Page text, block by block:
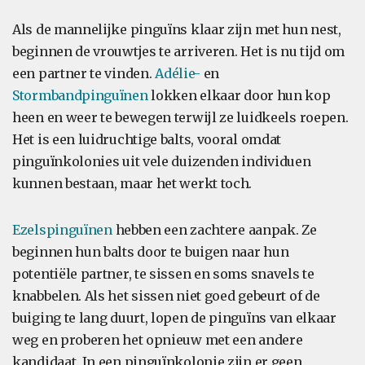
Als de mannelijke pinguïns klaar zijn met hun nest,
beginnen de vrouwtjes te arriveren. Het is nu tijd om
een partner te vinden.Adélie- en
Stormbandpinguïnenlokken elkaar door hun kop
heen en weer te bewegen terwijl ze luidkeels roepen.
Het is een luidruchtige balts, vooral omdat
pinguïnkolonies uit vele duizenden individuen
kunnen bestaan, maar het werkt toch.
Ezelspinguïnenhebben een zachtere aanpak. Ze
beginnen hun balts door te buigen naar hun
potentiële partner, te sissen en soms snavels te
knabbelen. Als het sissen niet goed gebeurt of de
buiging te lang duurt, lopen de pinguïns van elkaar
weg en proberen het opnieuw met een andere
kandidaat. In een pinguïnkolonie zijn er geen